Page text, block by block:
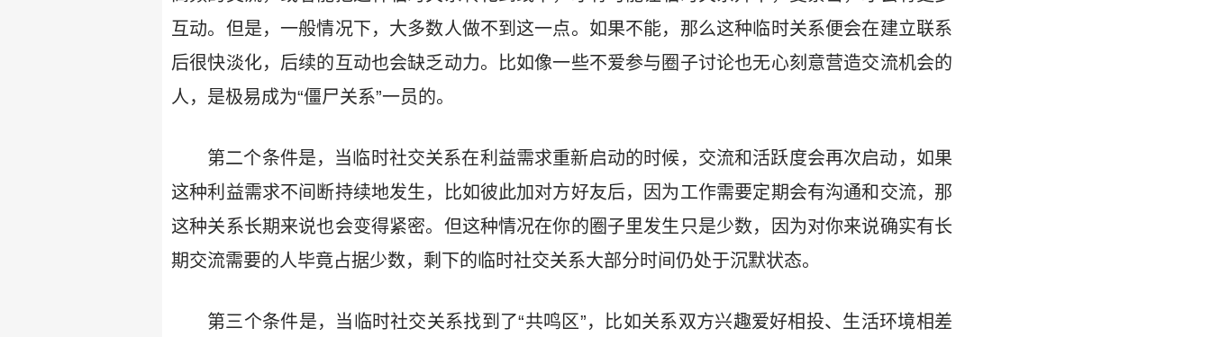
互动。但是，一般情况下，大多数人做不到这一点。如果不能，那么这种临时关系便会在建立联系
后很快淡化，后续的互动也会缺乏动力。比如像一些不爱参与圈子讨论也无心刻意营造交流机会的
人，是极易成为“僵尸关系”一员的。
第二个条件是，当临时社交关系在利益需求重新启动的时候，交流和活跃度会再次启动，如果
这种利益需求不间断持续地发生，比如彼此加对方好友后，因为工作需要定期会有沟通和交流，那
这种关系长期来说也会变得紧密。但这种情况在你的圈子里发生只是少数，因为对你来说确实有长
期交流需要的人毕竟占据少数，剩下的临时社交关系大部分时间仍处于沉默状态。
第三个条件是，当临时社交关系找到了“共鸣区”，比如关系双方兴趣爱好相投、生活环境相差